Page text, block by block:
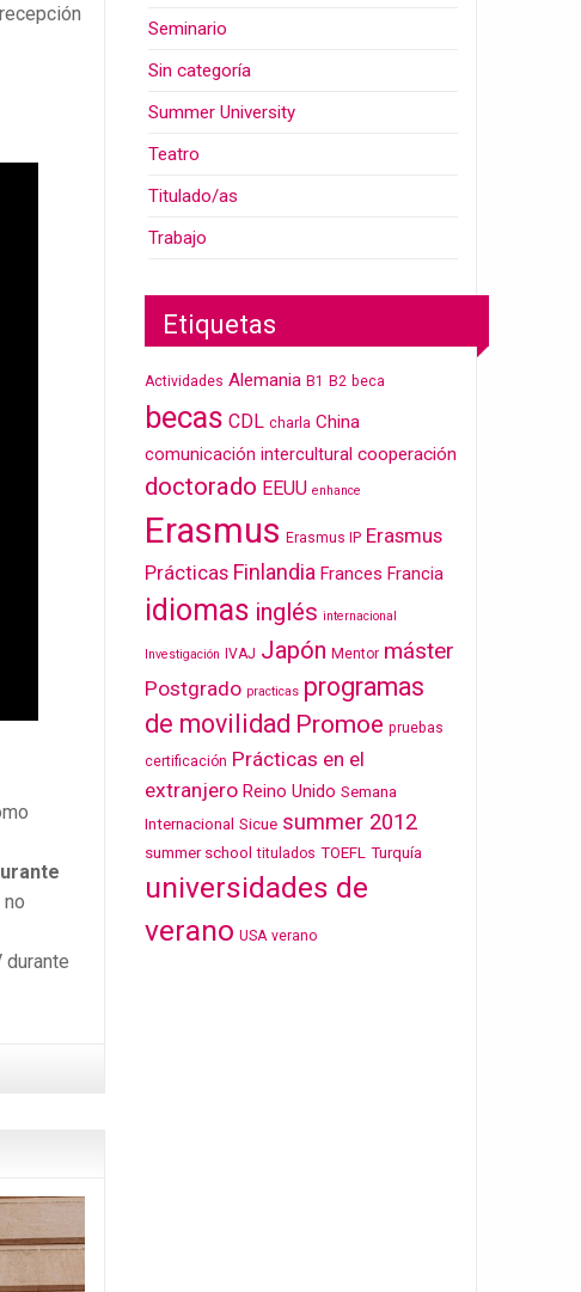
Seminario
Sin categoría
Summer University
Teatro
Titulado/as
Trabajo
Etiquetas
Actividades Alemania B1 B2 beca
becas CDL charla China
comunicación intercultural cooperación
doctorado EEUU enhance
Erasmus Erasmus IP Erasmus
Prácticas Finlandia Frances Francia
idiomas inglés internacional
Investigación IVAJ Japón Mentor máster
Postgrado practicas programas
de movilidad Promoe pruebas
certificación Prácticas en el
extranjero Reino Unido Semana
Internacional Sicue summer 2012
summer school titulados TOEFL Turquía
universidades de
verano USA verano